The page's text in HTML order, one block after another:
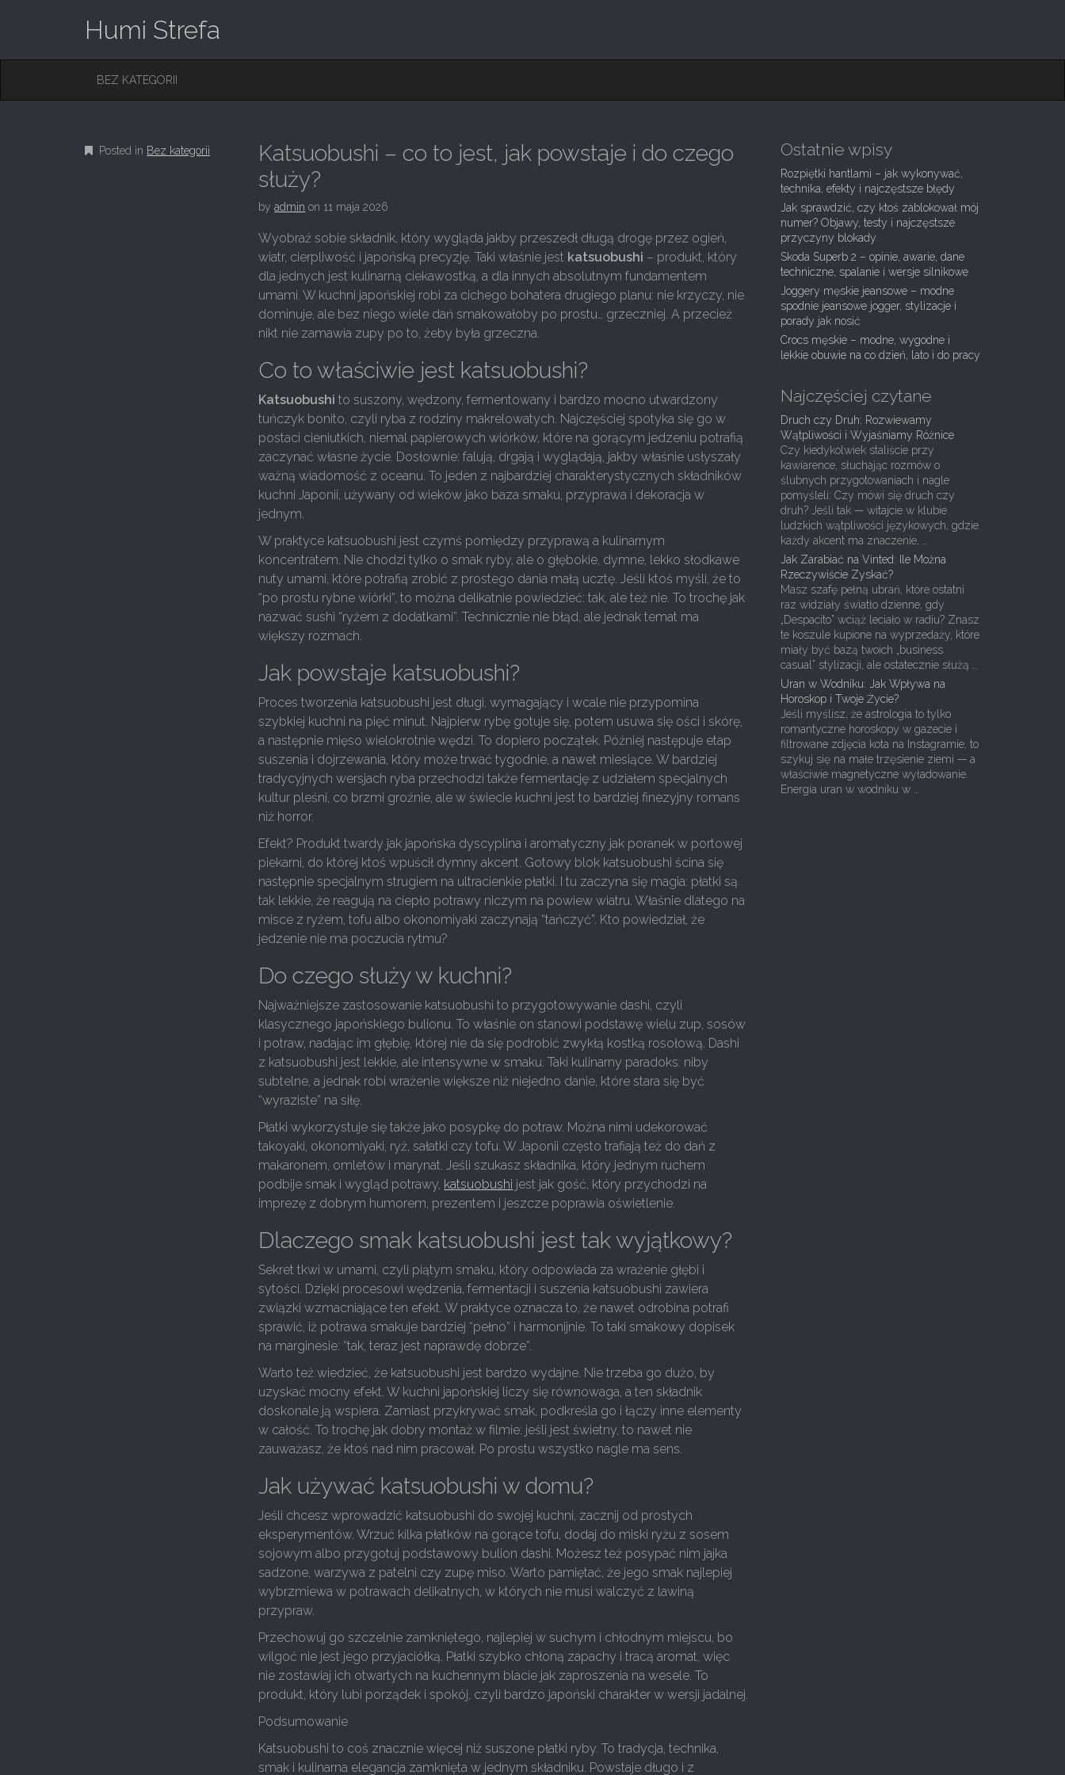
Humi Strefa
M
M
C
BEZ KATEGORII
Posted in Bez kategorii
Katsuobushi – co to jest, jak powstaje i do czego
służy?
byadmin on 11 maja 2026
Wyobraź sobie składnik, który wygląda jakby przeszedł długą drogę przez ogień,
wiatr, cierpliwość i japońską precyzję. Taki właśnie jest katsuobushi – produkt, który
dla jednych jest kulinarną ciekawostką, a dla innych absolutnym fundamentem
umami. W kuchni japońskiej robi za cichego bohatera drugiego planu: nie krzyczy, nie
dominuje, ale bez niego wiele dań smakowałoby po prostu… grzeczniej. A przecież
nikt nie zamawia zupy po to, żeby była grzeczna.
Co to właściwie jest katsuobushi?
Katsuobushi to suszony, wędzony, fermentowany i bardzo mocno utwardzony
tuńczyk bonito, czyli ryba z rodziny makrelowatych. Najczęściej spotyka się go w
postaci cieniutkich, niemal papierowych wiórków, które na gorącym jedzeniu potrafią
zaczynać własne życie. Dosłownie: falują, drgają i wyglądają, jakby właśnie usłyszały
ważną wiadomość z oceanu. To jeden z najbardziej charakterystycznych składników
kuchni Japonii, używany od wieków jako baza smaku, przyprawa i dekoracja w
jednym.
W praktyce katsuobushi jest czymś pomiędzy przyprawą a kulinarnym
koncentratem. Nie chodzi tylko o smak ryby, ale o głębokie, dymne, lekko słodkawe
nuty umami, które potrafią zrobić z prostego dania małą ucztę. Jeśli ktoś myśli, że to
“po prostu rybne wiórki”, to można delikatnie powiedzieć: tak, ale też nie. To trochę jak
nazwać sushi “ryżem z dodatkami”. Technicznie nie błąd, ale jednak temat ma
większy rozmach.
Jak powstaje katsuobushi?
Proces tworzenia katsuobushi jest długi, wymagający i wcale nie przypomina
szybkiej kuchni na pięć minut. Najpierw rybę gotuje się, potem usuwa się ości i skórę,
a następnie mięso wielokrotnie wędzi. To dopiero początek. Później następuje etap
suszenia i dojrzewania, który może trwać tygodnie, a nawet miesiące. W bardziej
tradycyjnych wersjach ryba przechodzi także fermentację z udziałem specjalnych
kultur pleśni, co brzmi groźnie, ale w świecie kuchni jest to bardziej finezyjny romans
niż horror.
Efekt? Produkt twardy jak japońska dyscyplina i aromatyczny jak poranek w portowej
piekarni, do której ktoś wpuścił dymny akcent. Gotowy blok katsuobushi ścina się
następnie specjalnym strugiem na ultracienkie płatki. I tu zaczyna się magia: płatki są
tak lekkie, że reagują na ciepło potrawy niczym na powiew wiatru. Właśnie dlatego na
misce z ryżem, tofu albo okonomiyaki zaczynają “tańczyć”. Kto powiedział, że
jedzenie nie ma poczucia rytmu?
Do czego służy w kuchni?
Najważniejsze zastosowanie katsuobushi to przygotowywanie dashi, czyli
klasycznego japońskiego bulionu. To właśnie on stanowi podstawę wielu zup, sosów
i potraw, nadając im głębię, której nie da się podrobić zwykłą kostką rosołową. Dashi
z katsuobushi jest lekkie, ale intensywne w smaku. Taki kulinarny paradoks: niby
subtelne, a jednak robi wrażenie większe niż niejedno danie, które stara się być
“wyraziste” na siłę.
Płatki wykorzystuje się także jako posypkę do potraw. Można nimi udekorować
takoyaki, okonomiyaki, ryż, sałatki czy tofu. W Japonii często trafiają też do dań z
makaronem, omletów i marynat. Jeśli szukasz składnika, który jednym ruchem
podbije smak i wygląd potrawy, katsuobushi jest jak gość, który przychodzi na
imprezę z dobrym humorem, prezentem i jeszcze poprawia oświetlenie.
Dlaczego smak katsuobushi jest tak wyjątkowy?
Sekret tkwi w umami, czyli piątym smaku, który odpowiada za wrażenie głębi i
sytości. Dzięki procesowi wędzenia, fermentacji i suszenia katsuobushi zawiera
związki wzmacniające ten efekt. W praktyce oznacza to, że nawet odrobina potrafi
sprawić, iż potrawa smakuje bardziej “pełno” i harmonijnie. To taki smakowy dopisek
na marginesie: “tak, teraz jest naprawdę dobrze”.
Warto też wiedzieć, że katsuobushi jest bardzo wydajne. Nie trzeba go dużo, by
uzyskać mocny efekt. W kuchni japońskiej liczy się równowaga, a ten składnik
doskonale ją wspiera. Zamiast przykrywać smak, podkreśla go i łączy inne elementy
w całość. To trochę jak dobry montaż w filmie: jeśli jest świetny, to nawet nie
zauważasz, że ktoś nad nim pracował. Po prostu wszystko nagle ma sens.
Jak używać katsuobushi w domu?
Jeśli chcesz wprowadzić katsuobushi do swojej kuchni, zacznij od prostych
eksperymentów. Wrzuć kilka płatków na gorące tofu, dodaj do miski ryżu z sosem
sojowym albo przygotuj podstawowy bulion dashi. Możesz też posypać nim jajka
sadzone, warzywa z patelni czy zupę miso. Warto pamiętać, że jego smak najlepiej
wybrzmiewa w potrawach delikatnych, w których nie musi walczyć z lawiną
przypraw.
Przechowuj go szczelnie zamkniętego, najlepiej w suchym i chłodnym miejscu, bo
wilgoć nie jest jego przyjaciółką. Płatki szybko chłoną zapachy i tracą aromat, więc
nie zostawiaj ich otwartych na kuchennym blacie jak zaproszenia na wesele. To
produkt, który lubi porządek i spokój, czyli bardzo japoński charakter w wersji jadalnej.
Podsumowanie
Katsuobushi to coś znacznie więcej niż suszone płatki ryby. To tradycja, technika,
smak i kulinarna elegancja zamknięta w jednym składniku. Powstaje długo i z
Ostatnie wpisy
Rozpiętki hantlami – jak wykonywać,
technika, efekty i najczęstsze błędy
Jak sprawdzić, czy ktoś zablokował mój
numer? Objawy, testy i najczęstsze
przyczyny blokady
Skoda Superb 2 – opinie, awarie, dane
techniczne, spalanie i wersje silnikowe
Joggery męskie jeansowe – modne
spodnie jeansowe jogger, stylizacje i
porady jak nosić
Crocs męskie – modne, wygodne i
lekkie obuwie na co dzień, lato i do pracy
Najczęściej czytane
Druch czy Druh: Rozwiewamy
Wątpliwości i Wyjaśniamy Różnice
Czy kiedykolwiek staliście przy
kawiarence, słuchając rozmów o
ślubnych przygotowaniach i nagle
pomyśleli: Czy mówi się druch czy
druh? Jeśli tak — witajcie w klubie
ludzkich wątpliwości językowych, gdzie
każdy akcent ma znaczenie, …
Jak Zarabiać na Vinted: Ile Można
Rzeczywiście Zyskać?
Masz szafę pełną ubrań, które ostatni
raz widziały światło dzienne, gdy
„Despacito” wciąż leciało w radiu? Znasz
te koszule kupione na wyprzedaży, które
miały być bazą twoich „business
casual” stylizacji, ale ostatecznie służą …
Uran w Wodniku: Jak Wpływa na
Horoskop i Twoje Życie?
Jeśli myślisz, że astrologia to tylko
romantyczne horoskopy w gazecie i
filtrowane zdjęcia kota na Instagramie, to
szykuj się na małe trzęsienie ziemi — a
właściwie magnetyczne wyładowanie.
Energia uran w wodniku w …